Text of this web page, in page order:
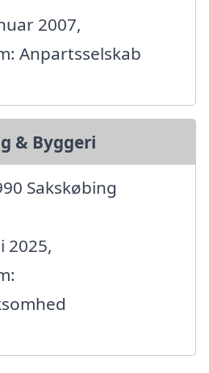
2007,
Anpartsselskab
& Byggeri
Sakskøbing
2025,